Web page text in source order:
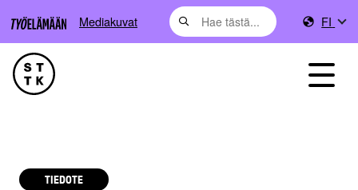
Mediakuvat FI
TIEDOTE